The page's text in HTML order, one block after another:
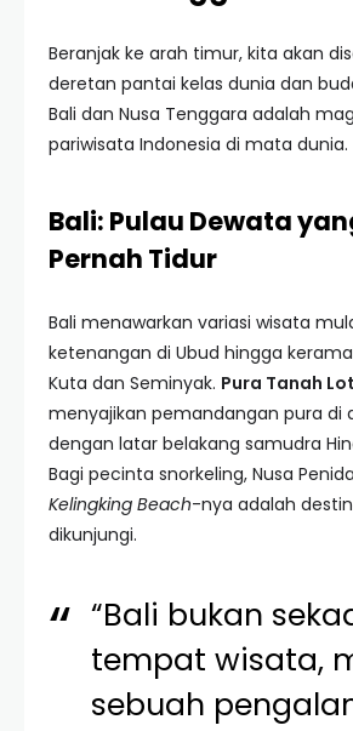
Beranjak ke arah timur, kita akan
deretan pantai kelas dunia dan
Bali dan Nusa Tenggara adalah
pariwisata Indonesia di mata dunia.
Bali: Pulau Dewata
Pernah Tidur
Bali menawarkan variasi wisata
ketenangan di Ubud hingga
Kuta dan Seminyak. Pura Tanah Lot
menyajikan pemandangan pura di
dengan latar belakang samudra
Bagi pecinta snorkeling, Nusa
Kelingking Beach-nya adalah
dikunjungi.
“Bali bukan
tempat wisata,
sebuah